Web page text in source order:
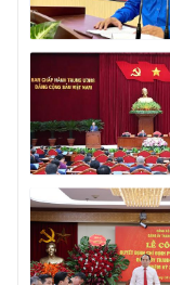
Báo cáo kết qảu
gửi sau Kỳ họp